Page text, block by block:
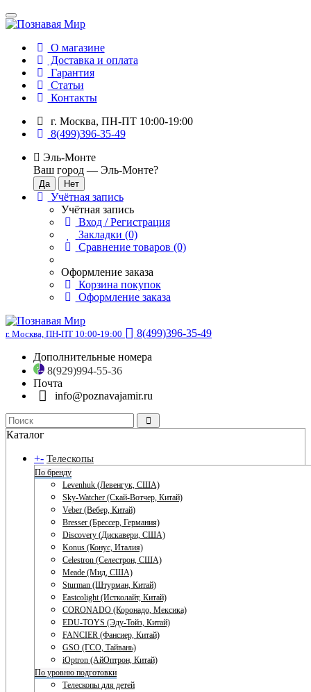
О магазине
Доставка и оплата
Гарантия
Статьи
Контакты
г. Москва, ПН-ПТ 10:00-19:00
8(499)396-35-49
Эль-Монте
Ваш город — Эль-Монте?
Учётная запись
Учётная запись
Вход / Регистрация
Закладки (0)
Сравнение товаров (0)
Оформление заказа
Корзина покупок
Оформление заказа
г. Москва, ПН-ПТ 10:00-19:00
8(499)396-35-49
Дополнительные номера
8(929)994-55-36
Почта
info@poznavajamir.ru
Каталог
+- Телескопы
По бренду
Levenhuk (Левенгук, США)
Sky-Watcher (Скай-Вотчер, Китай)
Veber (Вебер, Китай)
Bresser (Брессер, Германия)
Discovery (Дискавери, США)
Konus (Конус, Италия)
Celestron (Селестрон, США)
Meade (Мид, США)
Sturman (Штурман, Китай)
Eastcolight (Истколайт, Китай)
CORONADO (Коронадо, Мексика)
EDU-TOYS (Эду-Тойз, Китай)
FANCIER (Фансиер, Китай)
GSO (ГСО, Тайвань)
iOptron (АйОптрон, Китай)
По уровню подготовки
Телескопы для детей